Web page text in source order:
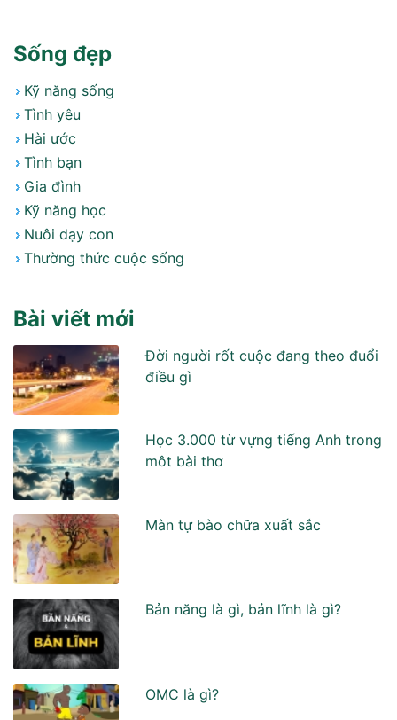
Sống đẹp
Kỹ năng sống
Tình yêu
Hài ước
Tình bạn
Gia đình
Kỹ năng học
Nuôi dạy con
Thường thức cuộc sống
Bài viết mới
Đời người rốt cuộc đang theo đuổi
điều gì
Học 3.000 từ vựng tiếng Anh trong
môt bài thơ
Màn tự bào chữa xuất sắc
Bản năng là gì, bản lĩnh là gì?
OMC là gì?